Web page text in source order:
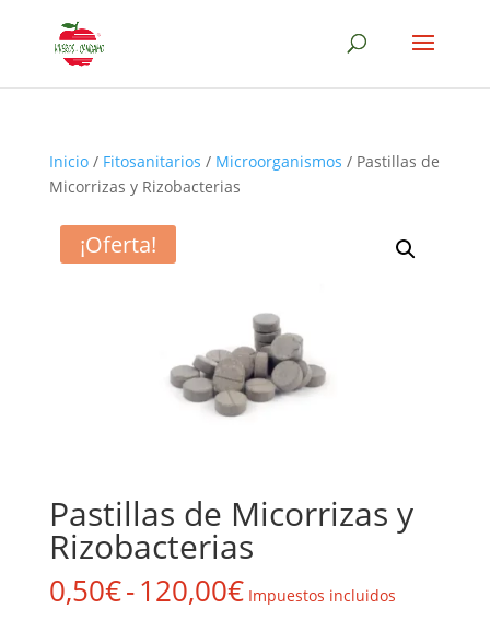
Inicio/ Fitosanitarios / Microorganismos / Pastillas de
Micorrizas y Rizobacterias
¡Oferta!
Pastillas de Micorrizas y
Rizobacterias
0,50€-120,00€Rango
de
Impuestos incluidos